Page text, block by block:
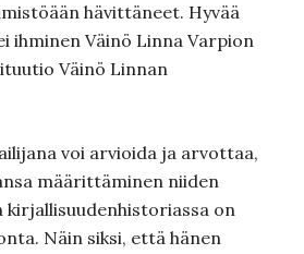
hävittäneet. Hyvää
ihminen Väinö Linna Varpion
Väinö Linnan
voi arvioida ja arvottaa,
määrittäminen niiden
kirjallisuudenhistoriassa on
Näin siksi, että hänen